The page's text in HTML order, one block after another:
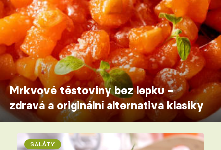
Mrkvové těstoviny bez lepku –
zdravá a originální alternativa klasiky
SALÁTY